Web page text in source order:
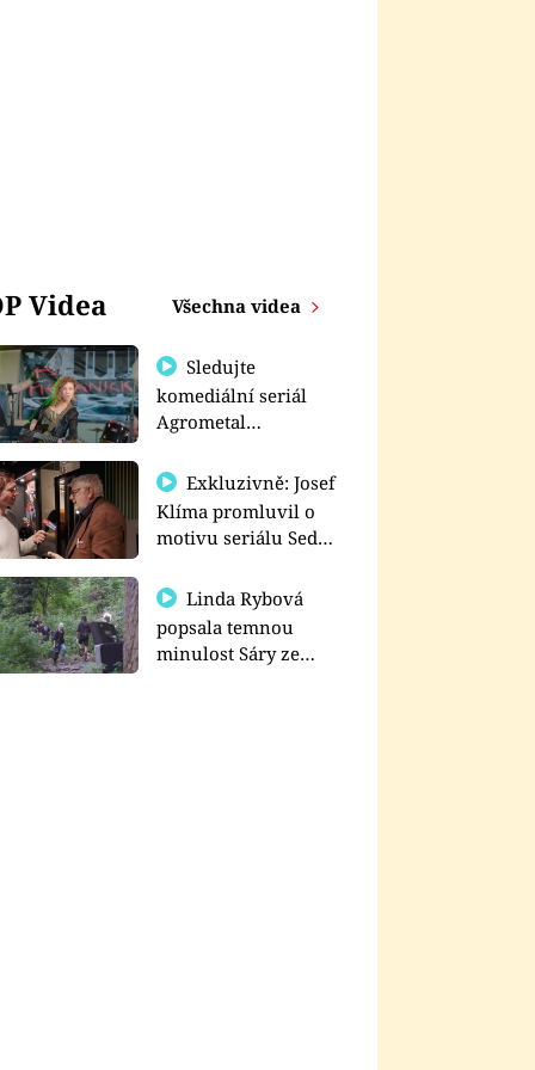
Videa Všechna videa
Sledujte
komediální seriál
Agrometal
prima+
Exkluzivně: Josef
Klíma promluvil o
motivu seriálu Sedm
Linda Rybová
popsala temnou
minulost Sáry ze